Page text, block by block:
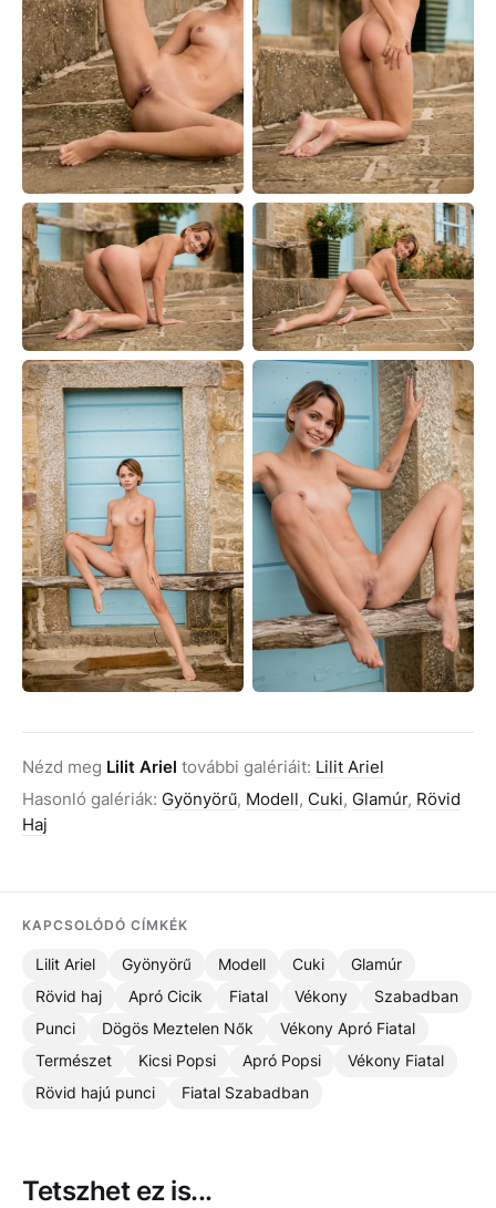
Nézd meg Lilit Ariel további galériáit: Lilit Ariel
Hasonló galériák: Gyönyörű, Modell, Cuki, Glamúr, Rövid
Haj
KAPCSOLÓDÓ CÍMKÉK
Lilit Ariel Gyönyörű Modell Cuki
Glamúr
Rövid haj
Apró Cicik Fiatal Vékony
Szabadban
Punci
Dögös Meztelen Nők
Vékony Apró Fiatal
Természet
Kicsi Popsi Apró Popsi
Vékony Fiatal
Rövid hajú punci
Fiatal Szabadban
Tetszhet ez is...